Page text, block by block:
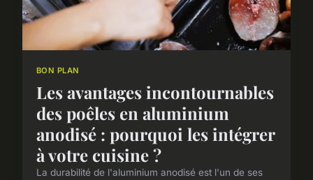
BON PLAN
Les avantages incontournables
des poêles en aluminium
anodisé : pourquoi les intégrer
à votre cuisine ?
La durabilité de l'aluminium anodisé est l'un de ses